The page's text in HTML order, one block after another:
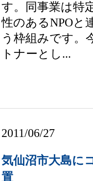
す。同事業は特
性のあるNPOと
う枠組みです。
トナーとし...
2011/06/27
気仙沼市大島に
置